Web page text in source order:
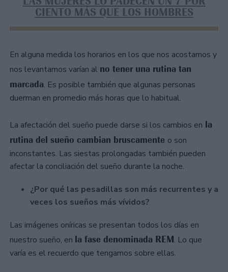
CIENTO MÁS QUE LOS HOMBRES
En alguna medida los horarios en los que nos acostamos y
nos levantamos varían al no tener una rutina tan
marcada. Es posible también que algunas personas
duerman en promedio más horas que lo habitual.
La afectación del sueño puede darse si los cambios en la
rutina del sueño cambian bruscamente o son
inconstantes. Las siestas prolongadas también pueden
afectar la conciliación del sueño durante la noche.
¿Por qué las pesadillas son más recurrentes y a
veces los sueños más vívidos?
Las imágenes oníricas se presentan todos los días en
nuestro sueño, en la fase denominada REM. Lo que
varía es el recuerdo que tengamos sobre ellas.